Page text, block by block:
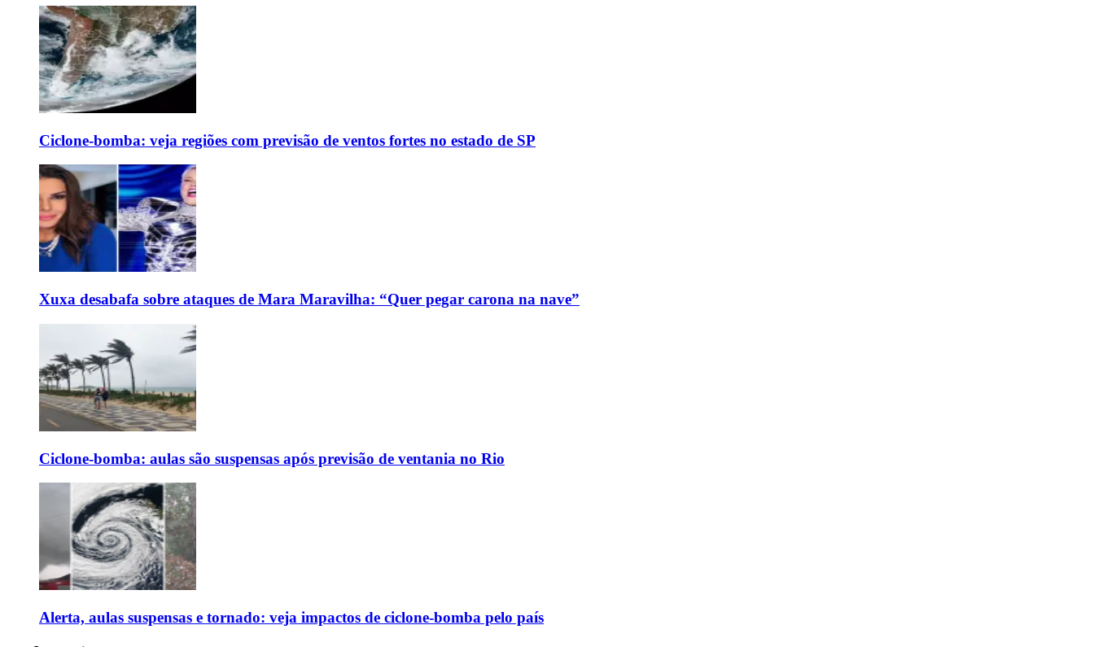
Ciclone-bomba: veja regiões com previsão de ventos fortes no estado de SP
Xuxa desabafa sobre ataques de Mara Maravilha: “Quer pegar carona na nave”
Ciclone-bomba: aulas são suspensas após previsão de ventania no Rio
Alerta, aulas suspensas e tornado: veja impactos de ciclone-bomba pelo país